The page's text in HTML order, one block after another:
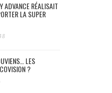
ADVANCE RÉALISAIT
LA SUPER
LES
?